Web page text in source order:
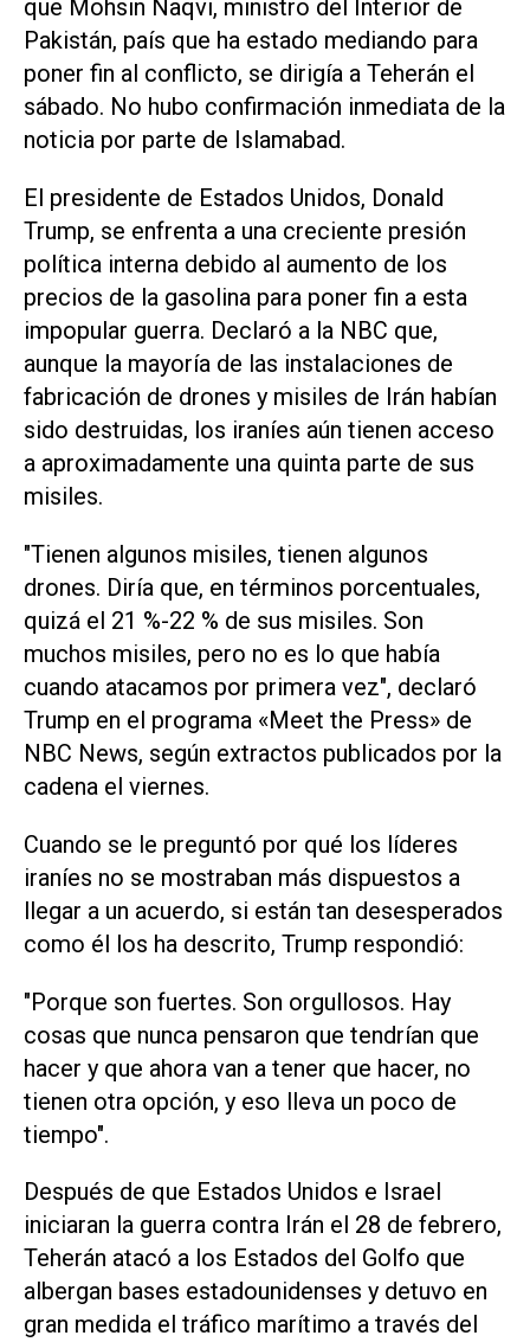
que Mohsin Naqvi, ministro del Interior de
Pakistán, país que ha estado mediando para
poner fin al conflicto, se dirigía a Teherán el
sábado. No hubo confirmación inmediata de la
noticia por parte de Islamabad.
El presidente de Estados Unidos, Donald
Trump, se enfrenta a una creciente presión
política interna debido al aumento de los
precios ​de la gasolina para ‌poner fin a esta
impopular guerra. Declaró a la NBC que,
aunque la mayoría de las instalaciones de
fabricación de drones y misiles de Irán habían
sido destruidas, los iraníes aún tienen acceso
a aproximadamente una quinta parte de sus
misiles.
"Tienen algunos misiles, tienen algunos
drones. Diría que, en términos porcentuales,
quizá el 21 %-22 % de sus misiles. Son
muchos misiles, pero no es lo que había
cuando atacamos por primera vez", declaró
Trump en el programa «Meet the Press» de
NBC News, según extractos ⁠publicados por la
cadena el viernes.
Cuando se le preguntó por qué los líderes
iraníes no se mostraban más dispuestos a
llegar a un acuerdo, si están tan desesperados
como él los ha descrito, Trump respondió:
"Porque son fuertes. Son orgullosos. Hay
cosas que nunca pensaron que tendrían que
hacer y que ahora van a tener que hacer, no
tienen otra opción, y eso lleva un poco de
tiempo".
Después de que Estados Unidos e Israel
iniciaran la guerra contra Irán el 28 de febrero,
Teherán atacó a los Estados del Golfo que
albergan bases estadounidenses y detuvo en
gran medida el tráfico marítimo a través del